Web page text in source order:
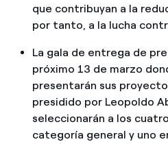
que contribuyan a la
por tanto, a la lucha
La gala de entrega de
próximo 13 de marzo
presentarán sus
presidido por Leopoldo
seleccionarán a los
categoría general y uno